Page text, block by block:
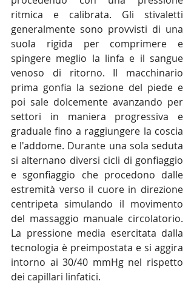
ritmica e calibrata. Gli stivaletti
generalmente sono provvisti di una
suola rigida per comprimere e
spingere meglio la linfa e il sangue
venoso di ritorno. Il macchinario
prima gonfia la sezione del piede e
poi sale dolcemente avanzando per
settori in maniera progressiva e
graduale fino a raggiungere la coscia
e l'addome. Durante una sola seduta
si alternano diversi cicli di gonfiaggio
e sgonfiaggio che procedono dalle
estremità verso il cuore in direzione
centripeta simulando il movimento
del massaggio manuale circolatorio.
La pressione media esercitata dalla
tecnologia è preimpostata e si aggira
intorno ai 30/40 mmHg nel rispetto
dei capillari linfatici.